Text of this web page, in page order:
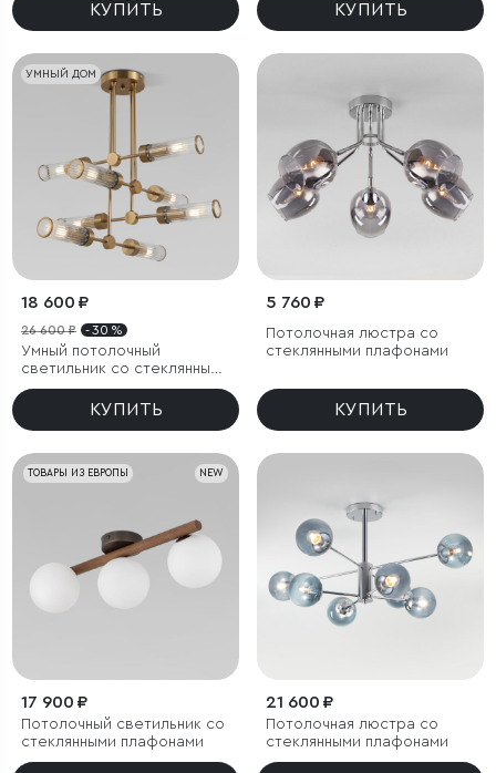
КУПИТЬ КУПИТЬ
УМНЫЙ ДОМ
18 600 ₽
26 600 ₽ - 30 %
Умный потолочный
светильник со стеклянными
плафонами
КУПИТЬ
5 760 ₽
Потолочная люстра со
стеклянными плафонами
КУПИТЬ
NEW
ТОВАРЫ ИЗ ЕВРОПЫ
17 900 ₽
Потолочный светильник со
стеклянными плафонами
21 600 ₽
Потолочная люстра со
стеклянными плафонами